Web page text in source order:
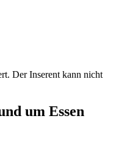
Der Inserent kann nicht
um Essen